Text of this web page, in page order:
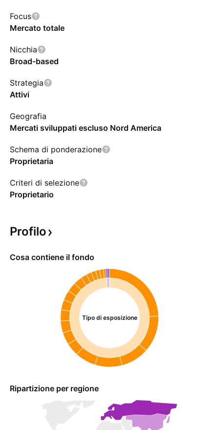
Focus
Mercato totale
Nicchia
Broad-based
Strategia
Attivi
Geografia
Mercati sviluppati escluso Nord America
Schema di ponderazione
Proprietaria
Criteri di selezione
Proprietario
Profilo
Cosa contiene il fondo
Tipo di esposizione
Ripartizione per regione